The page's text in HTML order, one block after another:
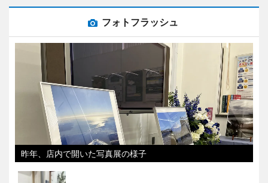
フォトフラッシュ
昨年、店内で開いた写真展の様子